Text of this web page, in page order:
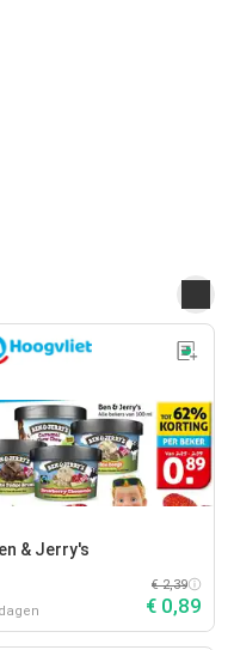
& Jerry's
€ 2,39
€ 0,89